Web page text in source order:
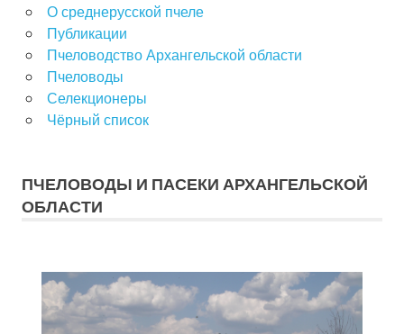
О среднерусской пчеле
Публикации
Пчеловодство Архангельской области
Пчеловоды
Селекционеры
Чёрный список
ПЧЕЛОВОДЫ И ПАСЕКИ АРХАНГЕЛЬСКОЙ
ОБЛАСТИ